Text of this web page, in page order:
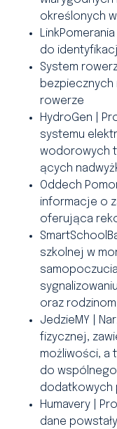
określonych
do
System
rowerze
HydroGen |
systemu
wodorowych
ących
Oddech
informacje o
oferująca
szkolnej w
oraz rodzinom
JedzieMY |
fizycznej,
możliwości, a
do
dodatkowych
Humavery |
dane